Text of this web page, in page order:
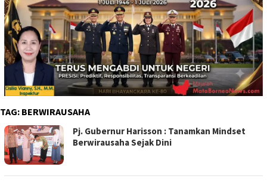
TAG: BERWIRAUSAHA
Pj. Gubernur Harisson : Tanamkan Mindset
Berwirausaha Sejak Dini